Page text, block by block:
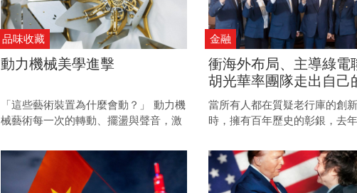
品味收藏
動力機械美學進擊
「這些藝術裝置為什麼會動？」 動力機
械藝術每一次的轉動、擺盪與聲音，激
悄悄話。 走進動力機械藝術家的世界，
發現機械、動力科技與藝術碰撞，背後
的趣味與詩意感動。
金融
衝海外布局、主導綠電
胡光華率團隊走出自己
百年彰銀啟動財管2.0
豪市場大餅
當所有人都在質疑老行庫的創
時，擁有百年歷史的彰銀，去
績效創下歷史新高。它究竟是
的？